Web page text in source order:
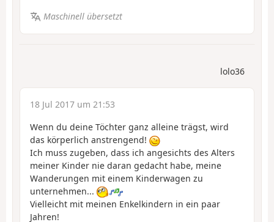
Maschinell übersetzt
lolo36
18 Jul 2017 um 21:53
Wenn du deine Töchter ganz alleine trägst, wird
das körperlich anstrengend!
Ich muss zugeben, dass ich angesichts des Alters
meiner Kinder nie daran gedacht habe, meine
Wanderungen mit einem Kinderwagen zu
unternehmen...
Vielleicht mit meinen Enkelkindern in ein paar
Jahren!